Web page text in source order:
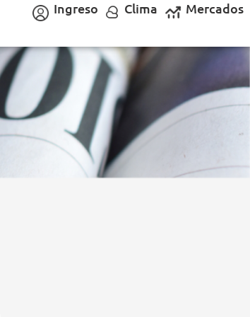
Ingreso Clima Mercados